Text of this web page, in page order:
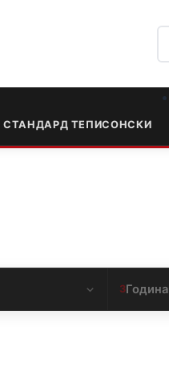
СТАНДАРД ТЕПИСОНСКИ
3Година